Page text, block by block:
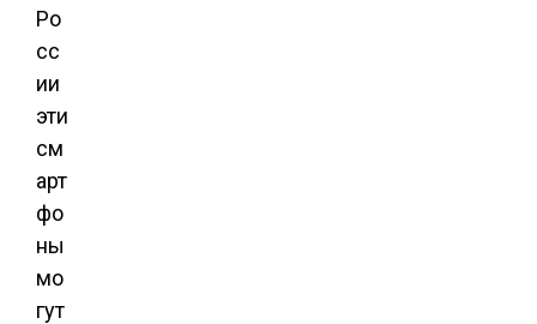
Ро
сс
ии
эти
см
арт
фо
ны
мо
гут